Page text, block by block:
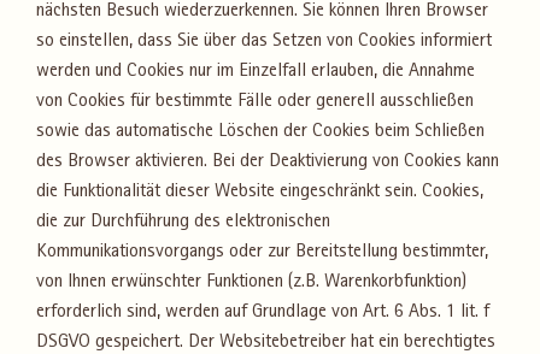
nächsten Besuch wiederzuerkennen. Sie können Ihren Browser
so einstellen, dass Sie über das Setzen von Cookies informiert
werden und Cookies nur im Einzelfall erlauben, die Annahme
von Cookies für bestimmte Fälle oder generell ausschließen
sowie das automatische Löschen der Cookies beim Schließen
des Browser aktivieren. Bei der Deaktivierung von Cookies kann
die Funktionalität dieser Website eingeschränkt sein. Cookies,
die zur Durchführung des elektronischen
Kommunikationsvorgangs oder zur Bereitstellung bestimmter,
von Ihnen erwünschter Funktionen (z.B. Warenkorbfunktion)
erforderlich sind, werden auf Grundlage von Art. 6 Abs. 1 lit. f
DSGVO gespeichert. Der Websitebetreiber hat ein berechtigtes